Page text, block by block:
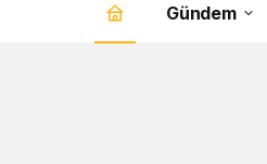
Hibe
Gündem